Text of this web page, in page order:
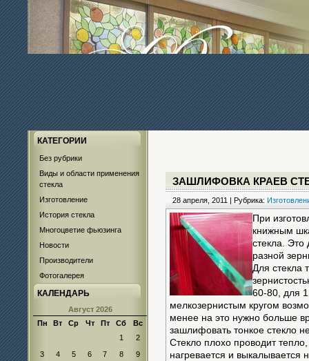
КАТЕГОРИИ
Без рубрики
Виды и области применения
стекла
Изготовление
История стекла
Многоцветие фьюзинга
Новости
Производители
Фотогалерея
КАЛЕНДАРЬ
Август 2026
Пн
Вт Ср Чт Пт Сб
Вс
1
2
3
4 5 6 7 8
9
ЗАШЛИФОВКА КРАЕВ
28 апреля, 2011 | Рубрика:
При
книжным
стекла.
разной
Для стекла
60-80, для
мелкозернистым кругом
менее на это нужно больше
зашлифовать тонкое стекло
Стекло плохо проводит
нагревается и выкалывается